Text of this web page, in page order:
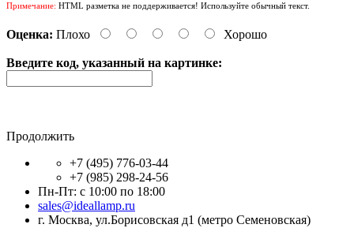
Примечание: HTML разметка не поддерживается! Используйте обычный текст.
Оценка: Плохо Хорошо
Введите код, указанный на картинке:
Продолжить
+7 (495) 776-03-44
+7 (985) 298-24-56
Пн-Пт: с 10:00 по 18:00
sales@ideallamp.ru
г. Москва, ул.Борисовская д1 (метро Семеновская)